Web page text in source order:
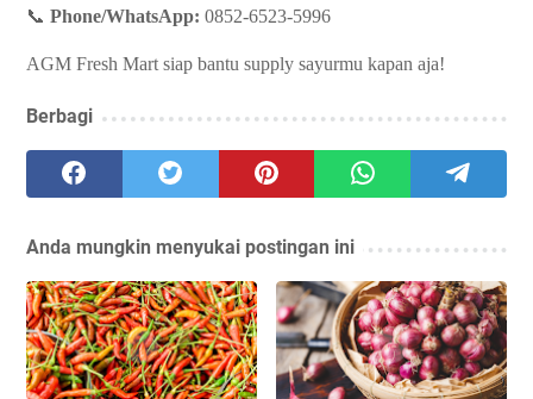
📞 Phone/WhatsApp: 0852-6523-5996
AGM Fresh Mart siap bantu supply sayurmu kapan aja!
Berbagi
Anda mungkin menyukai postingan ini